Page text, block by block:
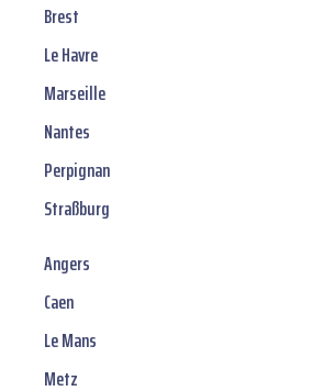
Brest
Le Havre
Marseille
Nantes
Perpignan
Straßburg
Angers
Caen
Le Mans
Metz